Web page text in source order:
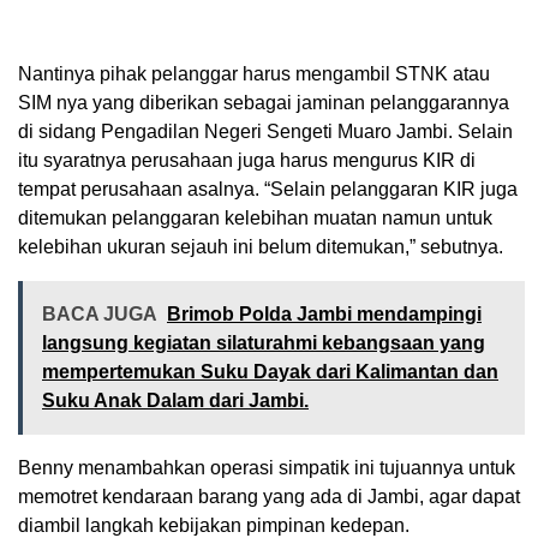
Nantinya pihak pelanggar harus mengambil STNK atau
SIM nya yang diberikan sebagai jaminan pelanggarannya
di sidang Pengadilan Negeri Sengeti Muaro Jambi. Selain
itu syaratnya perusahaan juga harus mengurus KIR di
tempat perusahaan asalnya. “Selain pelanggaran KIR juga
ditemukan pelanggaran kelebihan muatan namun untuk
kelebihan ukuran sejauh ini belum ditemukan,” sebutnya.
BACA JUGA
Brimob Polda Jambi mendampingi
langsung kegiatan silaturahmi kebangsaan yang
mempertemukan Suku Dayak dari Kalimantan dan
Suku Anak Dalam dari Jambi.
Benny menambahkan operasi simpatik ini tujuannya untuk
memotret kendaraan barang yang ada di Jambi, agar dapat
diambil langkah kebijakan pimpinan kedepan.